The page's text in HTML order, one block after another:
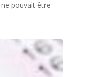
pouvait être